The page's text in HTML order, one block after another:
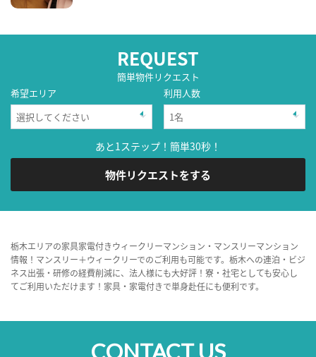
REQUEST
簡単物件リクエスト
希望エリア
利用人数
あと1ステップ！簡単30秒！
物件リクエストをする
栃木エリアの家具家電付きウィークリーマンション・マンスリーマンション
情報！マンスリー＋ウィークリーでのご利用も可能です。栃木への連泊・ビジ
ネス出張・研修の経費削減に、法人様にも大好評！寮・社宅としても安心し
てご利用いただけます！家具・家電付きで単身赴任にも便利です。
CONTACT US